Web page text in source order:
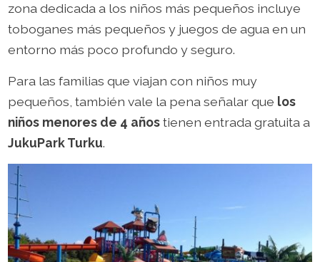
zona dedicada a los niños más pequeños incluye
toboganes más pequeños y juegos de agua en un
entorno más poco profundo y seguro.
Para las familias que viajan con niños muy
pequeños, también vale la pena señalar que los
niños menores de 4 añostienen entrada gratuita a
JukuPark Turku.